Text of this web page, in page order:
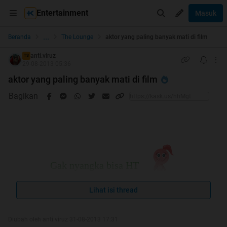
Entertainment Masuk
Beranda ... The Lounge aktor yang paling banyak mati di film
TS anti.viruz
aktor yang paling banyak mati di film
Bagikan
Lihat isi thread